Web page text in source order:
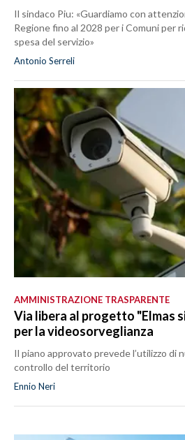
Il sindaco Piu: «Guardiamo con
Regione fino al 2028 per i Comuni per
spesa del servizio»
Antonio Serreli
AMMINISTRAZIONE TRASPARENTE
Via libera al progetto "Elmas
per la videosorveglianza
Il piano approvato prevede l’utilizzo di
controllo del territorio
Ennio Neri